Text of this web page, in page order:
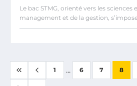
Le bac STMG, orienté vers les
management et de la gestion, s’impose
1 ... 6 7 8